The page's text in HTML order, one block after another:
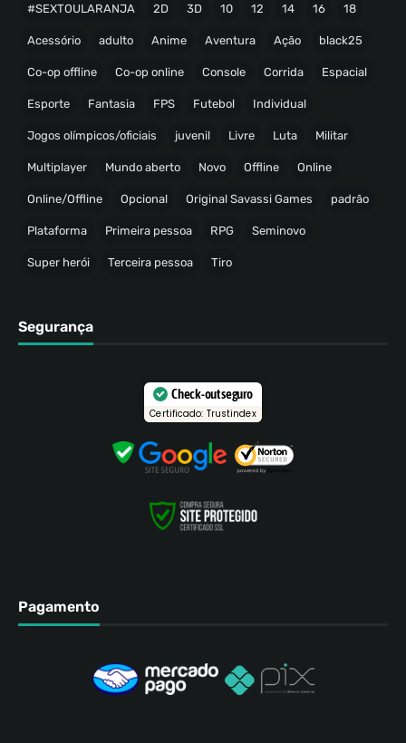
#SEXTOULARANJA 2D 3D 10 12 14 16 18
Acessório adulto Anime Aventura Ação black25
Co-op offline Co-op online Console Corrida Espacial
Esporte Fantasia FPS Futebol Individual
Jogos olímpicos/oficiais juvenil Livre Luta Militar
Multiplayer Mundo aberto Novo Offline Online
Online/Offline Opcional Original Savassi Games padrão
Plataforma Primeira pessoa RPG Seminovo
Super herói Terceira pessoa Tiro
Segurança
Check-out seguro
Certificado: Trustindex
Pagamento